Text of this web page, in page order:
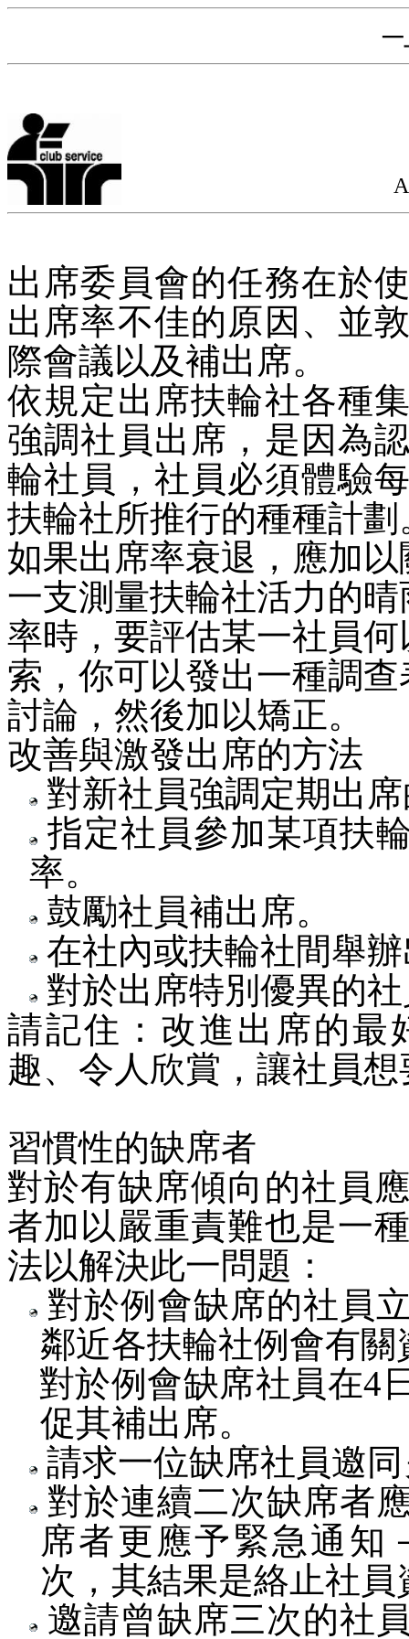
─
出席委員會的任務在於
出席率不佳的原因、並
際會議以及補出席。
依規定出席扶輪社各種
強調社員出席，是因為
輪社員，社員必須體驗
扶輪社所推行的種種計劃
如果出席率衰退，應加
一支測量扶輪社活力的
率時，要評估某一社員
索，你可以發出一種調
討論，然後加以矯正。
改善與激發出席的方法
對新社員強調定期出
指定社員參加某項扶
率。
鼓勵社員補出席。
在社內或扶輪社間舉
對於出席特別優異的
請記住：改進出席的最
趣、令人欣賞，讓社員
習慣性的缺席者
對於有缺席傾向的社員
者加以嚴重責難也是一
法以解決此一問題：
對於例會缺席的社員
鄰近各扶輪社例會有
對於例會缺席社員在4
促其補出席。
請求一位缺席社員邀
對於連續二次缺席者
席者更應予緊急通知
次，其結果是絡止社
邀請曾缺席三次的社